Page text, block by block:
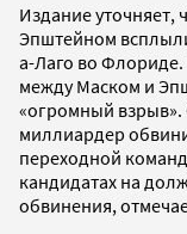
Издание уточняет,
Эпштейном
а-Лаго во
между Маском и
«огромный
миллиардер
переходной
кандидатах на
обвинения,